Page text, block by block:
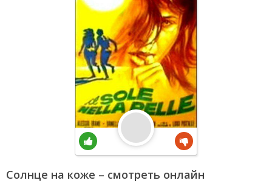
Солнце на коже – смотреть онлайн